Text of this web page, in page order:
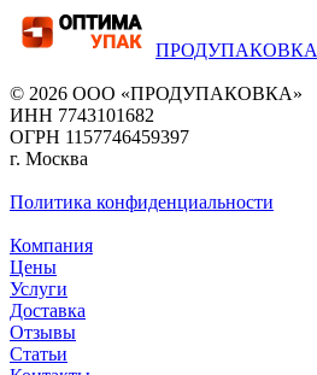
ПРОДУПАКОВКА
© 2026 ООО «ПРОДУПАКОВКА»
ИНН 7743101682
ОГРН 1157746459397
г. Москва
Политика конфиденциальности
Компания
Цены
Услуги
Доставка
Отзывы
Статьи